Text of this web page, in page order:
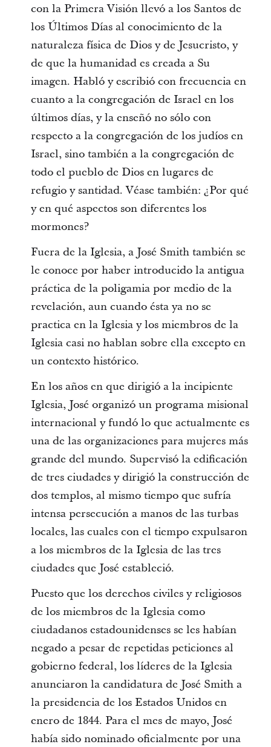
con la Primera Visión llevó a los Santos de
los Últimos Días al conocimiento de la
naturaleza física de Dios y de Jesucristo, y
de que la humanidad es creada a Su
imagen. Habló y escribió con frecuencia en
cuanto a la congregación de Israel en los
últimos días, y la enseñó no sólo con
respecto a la congregación de los judíos en
Israel, sino también a la congregación de
todo el pueblo de Dios en lugares de
refugio y santidad. Véase también: ¿Por qué
y en qué aspectos son diferentes los
mormones?
Fuera de la Iglesia, a José Smith también se
le conoce por haber introducido la antigua
práctica de la poligamia por medio de la
revelación, aun cuando ésta ya no se
practica en la Iglesia y los miembros de la
Iglesia casi no hablan sobre ella excepto en
un contexto histórico.
En los años en que dirigió a la incipiente
Iglesia, José organizó un programa misional
internacional y fundó lo que actualmente es
una de las organizaciones para mujeres más
grande del mundo. Supervisó la edificación
de tres ciudades y dirigió la construcción de
dos templos, al mismo tiempo que sufría
intensa persecución a manos de las turbas
locales, las cuales con el tiempo expulsaron
a los miembros de la Iglesia de las tres
ciudades que José estableció.
Puesto que los derechos civiles y religiosos
de los miembros de la Iglesia como
ciudadanos estadounidenses se les habían
negado a pesar de repetidas peticiones al
gobierno federal, los líderes de la Iglesia
anunciaron la candidatura de José Smith a
la presidencia de los Estados Unidos en
enero de 1844. Para el mes de mayo, José
había sido nominado oficialmente por una